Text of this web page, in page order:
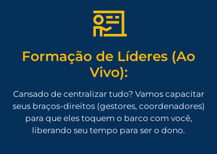
Formação de Líderes (Ao
Vivo):
Cansado de centralizar tudo? Vamos capacitar
seus braços-direitos (gestores, coordenadores)
para que eles toquem o barco com você,
liberando seu tempo para ser o dono.